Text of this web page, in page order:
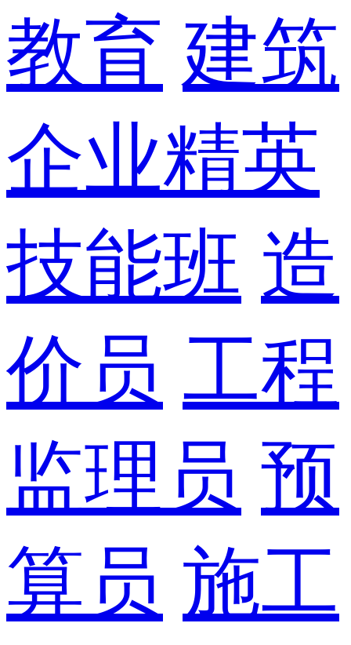
教育 建筑
企业精英
技能班 造
价员 工程
监理员 预
算员 施工